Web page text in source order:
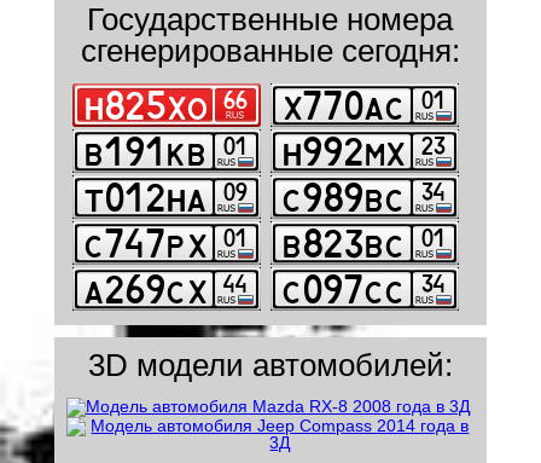
Государственные номера
сгенерированные сегодня:
3D модели автомобилей: